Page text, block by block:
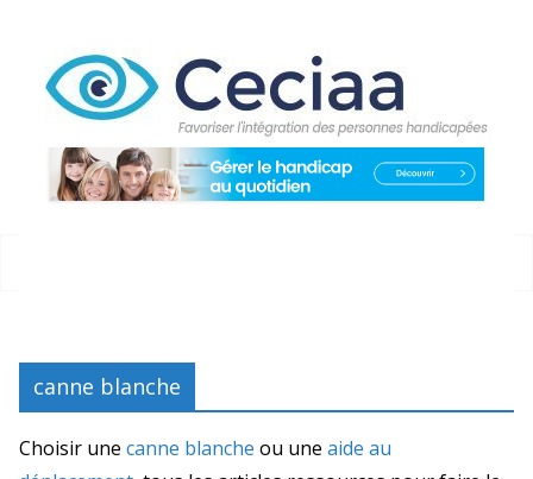
contenu
canne blanche
Choisir une canne blanche ou une aide au